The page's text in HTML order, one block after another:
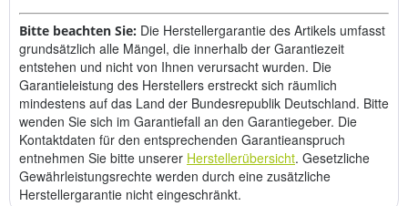
Bitte beachten Sie: Die Herstellergarantie des Artikels umfasst
grundsätzlich alle Mängel, die innerhalb der Garantiezeit
entstehen und nicht von Ihnen verursacht wurden. Die
Garantieleistung des Herstellers erstreckt sich räumlich
mindestens auf das Land der Bundesrepublik Deutschland. Bitte
wenden Sie sich im Garantiefall an den Garantiegeber. Die
Kontaktdaten für den entsprechenden Garantieanspruch
entnehmen Sie bitte unserer Herstellerübersicht. Gesetzliche
Gewährleistungsrechte werden durch eine zusätzliche
Herstellergarantie nicht eingeschränkt.